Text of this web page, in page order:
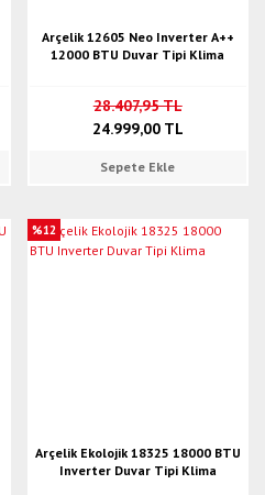
Arçelik 12605 Neo Inverter A++
12000 BTU Duvar Tipi Klima
28.407,95 TL
24.999,00 TL
Sepete Ekle
%12
Arçelik Ekolojik 18325 18000 BTU
Inverter Duvar Tipi Klima